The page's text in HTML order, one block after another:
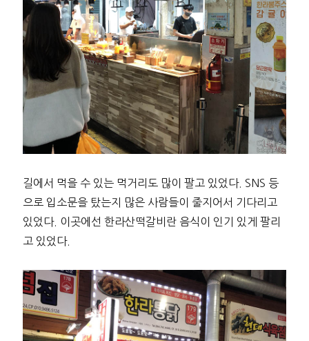
길에서 먹을 수 있는 먹거리도 많이 팔고 있었다. SNS 등
으로 입소문을 탔는지 많은 사람들이 줄지어서 기다리고
있었다. 이곳에선 한라산떡갈비란 음식이 인기 있게 팔리
고 있었다.